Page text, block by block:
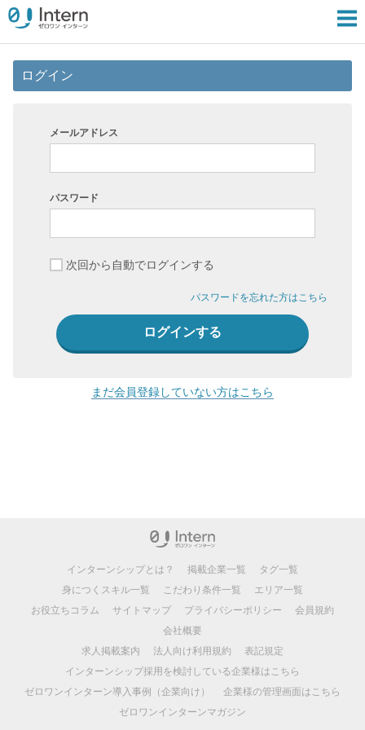
ログイン
メールアドレス
パスワード
次回から自動でログインする
パスワードを忘れた方はこちら
まだ会員登録していない方はこちら
インターンシップとは？ 掲載企業一覧
タグ一覧
身につくスキル一覧
こだわり条件一覧
エリア一覧
お役立ちコラム
サイトマップ プライバシーポリシー
会員規約
会社概要
求人掲載案内
法人向け利用規約
表記規定
インターンシップ採用を検討している企業様はこちら
ゼロワンインターン導入事例（企業向け）
企業様の管理画面はこちら
ゼロワンインターンマガジン